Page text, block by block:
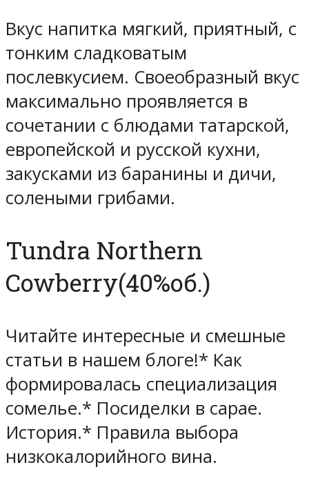
Вкус напитка мягкий, приятный, с
тонким сладковатым
послевкусием. Своеобразный вкус
максимально проявляется в
сочетании с блюдами татарской,
европейской и русской кухни,
закусками из баранины и дичи,
солеными грибами.
Tundra Northern
Cowberry(40%об.)
Читайте интересные и смешные
статьи в нашем блоге!* Как
формировалась специализация
сомелье.* Посиделки в сарае.
История.* Правила выбора
низкокалорийного вина.